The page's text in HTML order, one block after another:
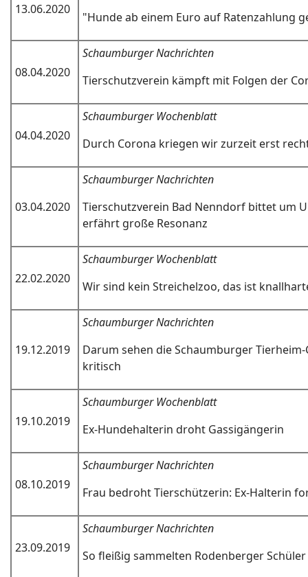
13.06.2020
"Hunde ab einem Euro auf Ratenzahlung
08.04.2020
Schaumburger Nachrichten
Tierschutzverein kämpft mit Folgen der
04.04.2020
Schaumburger Wochenblatt
Durch Corona kriegen wir zurzeit erst
03.04.2020
Schaumburger Nachrichten
Tierschutzverein Bad Nenndorf bittet um
erfährt große Resonanz
22.02.2020
Schaumburger Wochenblatt
Wir sind kein Streichelzoo, das ist
19.12.2019
Schaumburger Nachrichten
Darum sehen die Schaumburger
kritisch
19.10.2019
Schaumburger Wochenblatt
Ex-Hundehalterin droht Gassigängerin
08.10.2019
Schaumburger Nachrichten
Frau bedroht Tierschützerin: Ex-Halterin
23.09.2019
Schaumburger Nachrichten
So fleißig sammelten Rodenberger